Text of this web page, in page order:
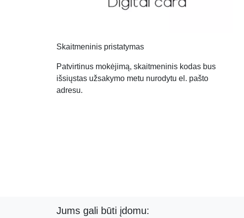
Skaitmeninis pristatymas
Patvirtinus mokėjimą, skaitmeninis kodas bus
išsiųstas užsakymo metu nurodytu el. pašto
adresu.
Jums gali būti įdomu: